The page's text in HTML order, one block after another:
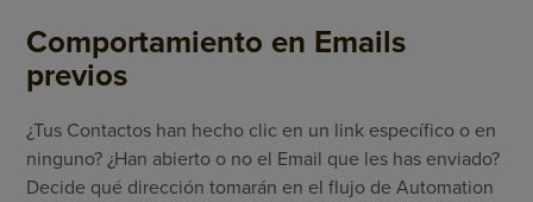
Comportamiento en Emails
previos
¿Tus Contactos han hecho clic en un link específico o en
ninguno? ¿Han abierto o no el Email que les has enviado?
Decide qué dirección tomarán en el flujo de Automation